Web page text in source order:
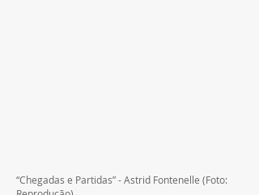
“Chegadas e Partidas” - Astrid Fontenelle (Foto: